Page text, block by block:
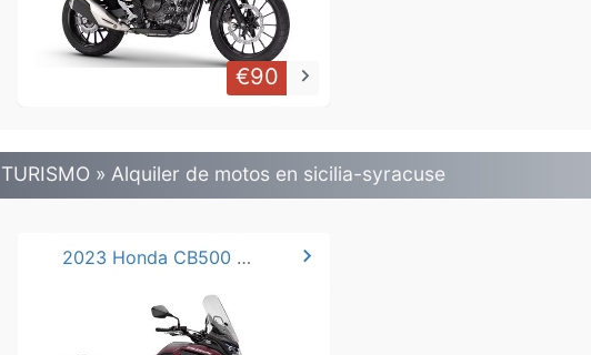
€90 keyboard_arrow_right
TURISMO » Alquiler de motos en sicilia-syracuse
2023 Honda CB500 A2.*. chevron_right